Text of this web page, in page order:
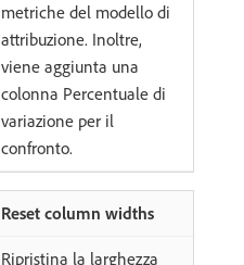
metriche del modello di
attribuzione. Inoltre,
viene aggiunta una
colonna Percentuale di
variazione per il
confronto.
Reset column widths
Ripristina la larghezza